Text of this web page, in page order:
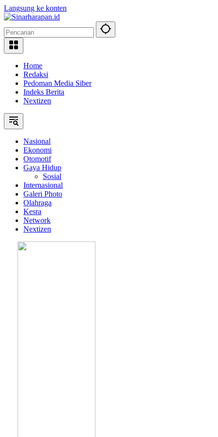
Langsung ke konten
Home
Redaksi
Pedoman Media Siber
Indeks Berita
Nextizen
Nasional
Ekonomi
Otomotif
Gaya Hidup
Sosial
Internasional
Galeri Photo
Olahraga
Kesra
Network
Nextizen